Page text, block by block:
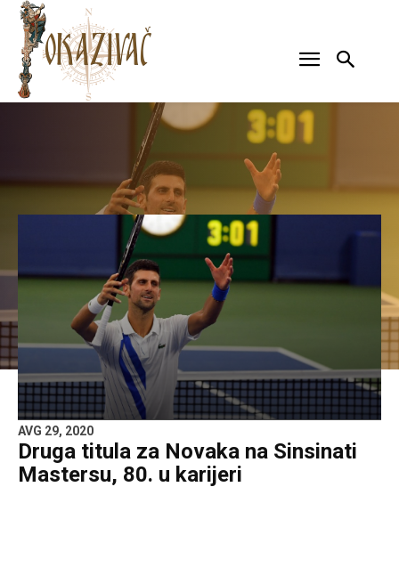
AVG 29, 2020
Druga titula za Novaka na Sinsinati
Mastersu, 80. u karijeri